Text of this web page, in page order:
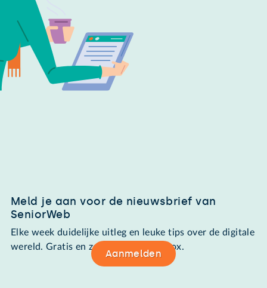
Meld je aan voor de nieuwsbrief van
SeniorWeb
Elke week duidelijke uitleg en leuke tips over de digitale
wereld. Gratis en zomaar in de mailbox.
Aanmelden